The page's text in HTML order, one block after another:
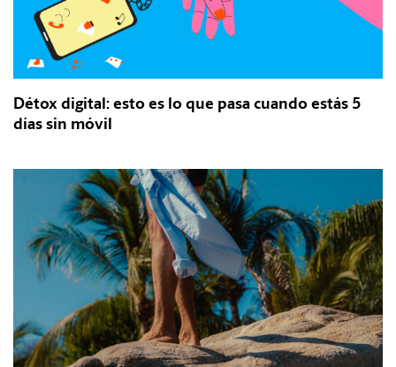
Détox digital: esto es lo que pasa cuando estás 5
días sin móvil